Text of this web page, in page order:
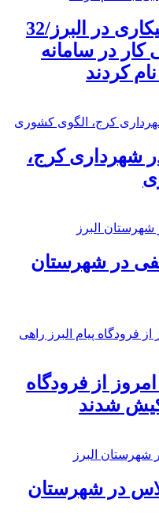
کاهش نرخ بیکاری در البرز/32
کار در سامانه
کردند
شهرداری کرج،
صنفی در شهرستان
از فرودگاه
کیش شدند
در شهرستان